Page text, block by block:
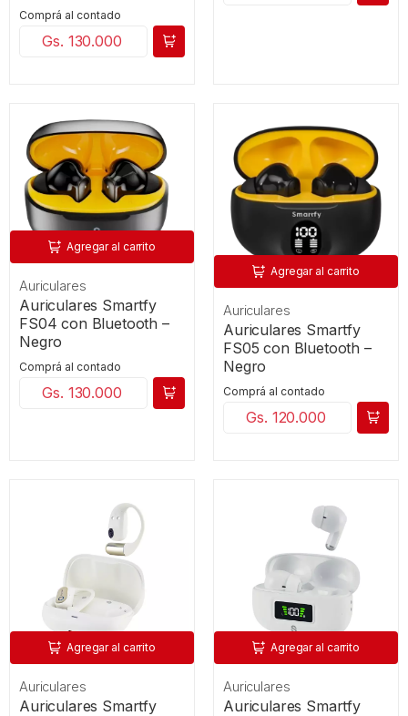
Comprá al contado
Gs. 130.000
Agregar al carrito
Auriculares
Auriculares Smartfy
FS04 con Bluetooth –
Negro
Comprá al contado
Gs. 130.000
Agregar al carrito
Auriculares
Auriculares Smartfy
FS05 con Bluetooth –
Negro
Comprá al contado
Gs. 120.000
Agregar al carrito
Auriculares
Auriculares Smartfy
Agregar al carrito
Auriculares
Auriculares Smartfy